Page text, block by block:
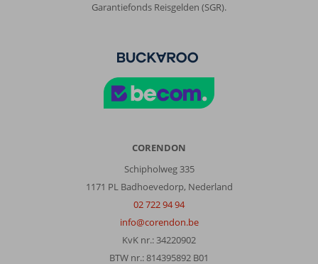
Garantiefonds Reisgelden (SGR).
CORENDON
Schipholweg 335
1171 PL Badhoevedorp, Nederland
02 722 94 94
info@corendon.be
KvK nr.: 34220902
BTW nr.: 814395892 B01